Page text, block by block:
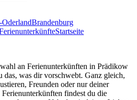
Brandenburg
Startseite
an Ferienunterkünften in Prädikow
das, was dir vorschwebt. Ganz gleich,
Freunden oder nur deiner
findest du die